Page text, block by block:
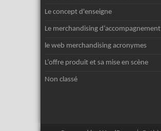
Le concept d'enseigne
Le merchandising d’accompagnement
le web merchandising acronymes
L’offre produit et sa mise en scène
Non classé